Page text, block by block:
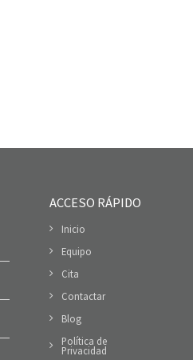
ACCESO RÁPIDO
Inicio
Equipo
Cita
Contactar
Blog
Política de
Privacidad